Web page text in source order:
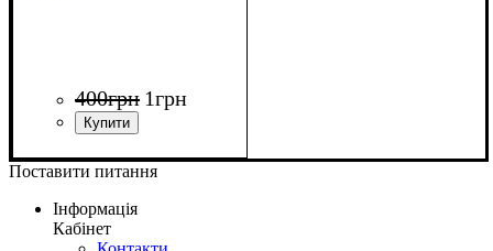
400грн 1грн
Поставити питання
Інформація
Кабінет